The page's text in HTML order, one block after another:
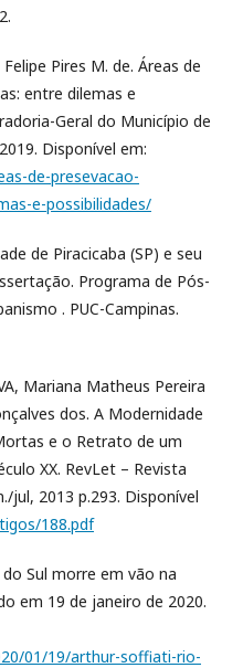
Pires M. de. Áreas de
entre dilemas e
Geral do Município de
Disponível em:
de-presevacao-
e-possibilidades/
de Piracicaba (SP) e seu
Programa de Pós-
. PUC-Campinas.
Mariana Matheus Pereira
dos. A Modernidade
e o Retrato de um
XX. RevLet – Revista
jul, 2013 p.293. Disponível
188.pdf
Sul morre em vão na
em 19 de janeiro de 2020.
01/19/arthur-soffiati-rio-